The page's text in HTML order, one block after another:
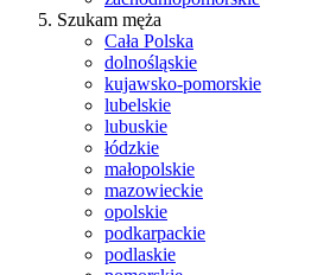
Szukam męża
Cała Polska
dolnośląskie
kujawsko-pomorskie
lubelskie
lubuskie
łódzkie
małopolskie
mazowieckie
opolskie
podkarpackie
podlaskie